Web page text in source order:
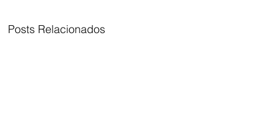
Posts Relacionados